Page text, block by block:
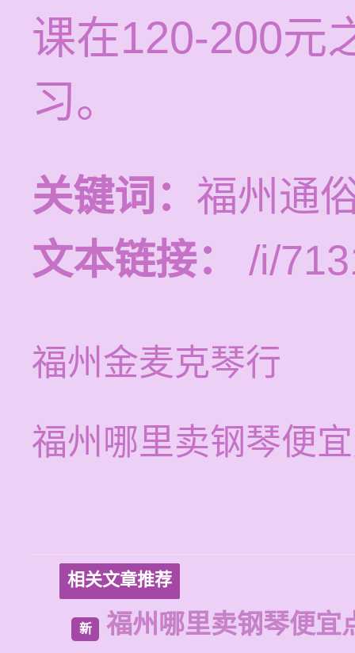
课在120-200元
习。
关键词： 福州通
文本链接：
/i/
福州金麦克琴行
福州哪里卖钢琴便
相关文章推荐
新 福州哪里卖钢琴便宜